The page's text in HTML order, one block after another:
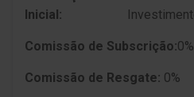
Inicial:
Comissão de Subscrição:0%
Comissão de Resgate: 0%